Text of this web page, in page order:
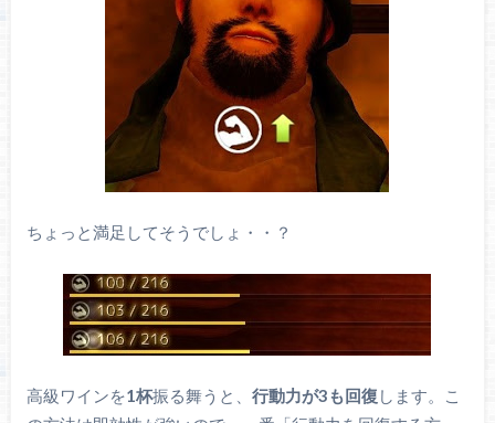
ちょっと満足してそうでしょ・・？
高級ワインを1杯振る舞うと、 行動力が3も回復 します。こ